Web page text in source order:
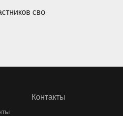
Контакты